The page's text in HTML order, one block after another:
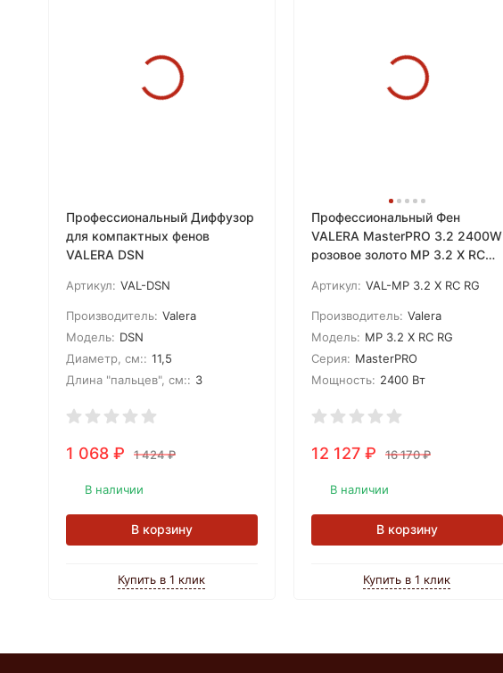
Профессиональный Диффузор
для компактных фенов
VALERA DSN
Артикул: VAL-DSN
Производитель: Valera
Модель: DSN
Диаметр, см:: 11,5
Длина "пальцев", см:: 3
1 068 ₽ 1 424₽
В наличии
В корзину
Купить в 1 клик
Профессиональный Фен
VALERA MasterPRO 3.2 2400W
розовое золото MP 3.2 X RC
Артикул: VAL-MP 3.2 X RC RG
Производитель: Valera
Модель: MP 3.2 X RC RG
Серия: MasterPRO
Мощность: 2400 Вт
12 127 ₽ 16 170₽
В наличии
В корзину
Купить в 1 клик